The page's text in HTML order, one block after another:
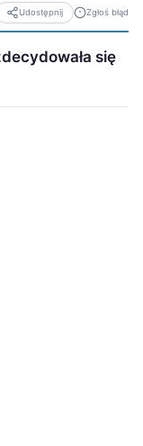
Udostępnij Zgłoś błąd
się